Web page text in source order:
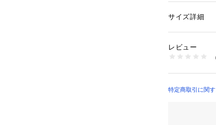
ーフの隙間が
カラーです。
「MARY AL
奥ゆかしいト
性別：レディー
生産国：-
サイズ詳細
レビュー
特定商取引に関